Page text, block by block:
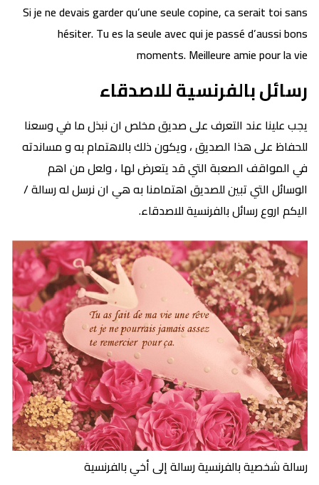
Si je ne devais garder qu’une seule copine, ca serait toi sans
hésiter. Tu es la seule avec qui je passé d’aussi bons
moments. Meilleure amie pour la vie
رسائل بالفرنسية للاصدقاء
يجب علينا عند التعرف على صديق مخلص ان نبذل ما في وسعنا
للحفاظ على هذا الصديق ، ويكون ذلك بالاهتمام به و مساندته
في المواقف الصعبة التي قد يتعرض لها ، ولعل من اهم
الوسائل التي تبين للصديق اهتمامنا به هي ان نرسل له رسالة /
اليكم اروع رسائل بالفرنسية للاصدقاء.
رسالة شخصية بالفرنسية رسالة إلى أخي بالفرنسية